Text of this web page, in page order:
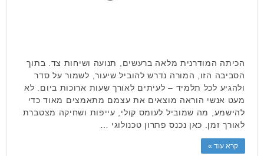
הכיתה המודרנית מלאה ברעשים, תנועה ושיחות צד. בתוך
הסביבה הזו, המורה נדרש להוביל שיעור, לשמור על סדר
ולהגיע לכל תלמיד – לעיתים לאורך שעות ארוכות ביום. לא
מעט אנשי הוראה מוצאים את עצמם מתאמצים מאוד כדי
להישמע, מה שמוביל לעומס קולי, עייפות ושחיקה מצטברת
לאורך זמן. כאן נכנס פתרון טכנולוגי …
קרא עוד »